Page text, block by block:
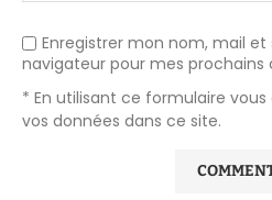
Enregistrer mon nom, mail et
navigateur pour mes prochains
* En utilisant ce formulaire
vos données dans ce site.